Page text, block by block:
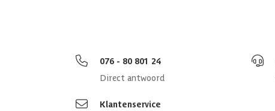
076 - 80 801 24
Direct antwoord
Klantenservice